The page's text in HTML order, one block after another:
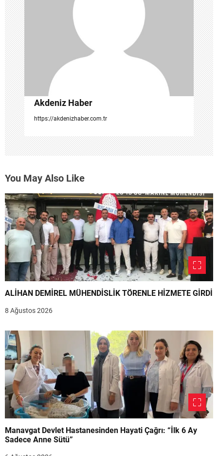
e
s
i
Akdeniz Haber
https://akdenizhaber.com.tr
You May Also Like
ALİHAN DEMİREL MÜHENDİSLİK TÖRENLE HİZMETE GİRDİ
8 Ağustos 2026
Manavgat Devlet Hastanesinden Hayati Çağrı: “İlk 6 Ay
Sadece Anne Sütü”